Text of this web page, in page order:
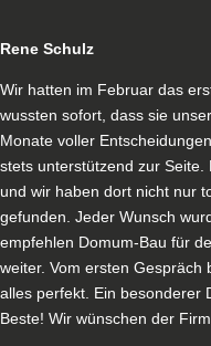
Rene Schulz
Wir hatten im Februar das
wussten sofort, dass sie
Monate voller
stets unterstützend zur Seite.
und wir haben dort nicht nur
gefunden. Jeder Wunsch
empfehlen Domum-Bau für
weiter. Vom ersten
alles perfekt. Ein besonderer
Beste! Wir wünschen der